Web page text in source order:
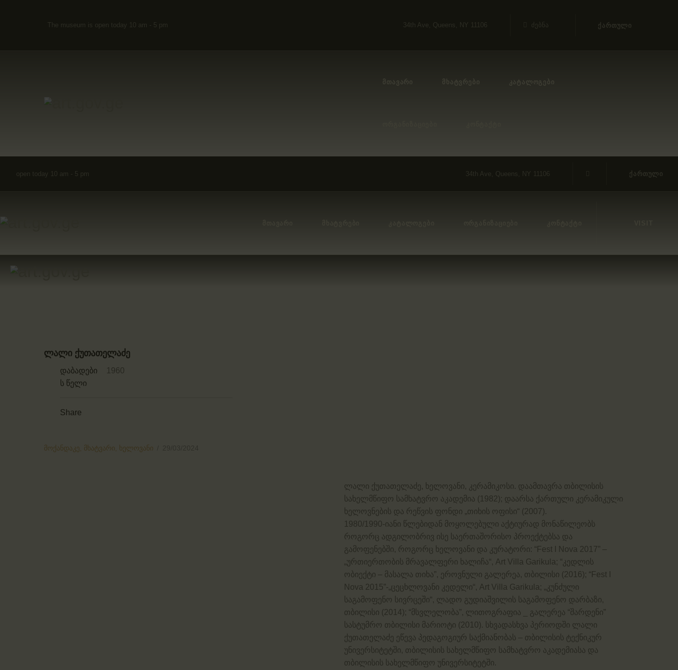
The museum is open today 10 am - 5 pm 34th Ave, Queens, NY 11106 ᲥᲐᲠᲗᲣᲚᲘ
ᲛᲗᲐᲕᲐᲠᲘ ᲛᲮᲐᲢᲕᲠᲔᲑᲘ ᲙᲐᲢᲐᲚᲝᲒᲔᲑᲘ
open today 10 am - 5 pm 34th Ave, Queens, NY 11106 ᲥᲐᲠᲗᲣᲚᲘ
ლალი ქუთათელაძე
დაბადები
ს წელი
1960
Share
მოქანდაკე, მხატვარი, ხელოვანი
ლალი ქუთათელაძე, ხელოვანი, კერამიკოსი. დაამთავრა თბილისის
სახელმწიფო სამხატვრო აკადემია (1982); დაარსა ქართული კერამიკული
ხელოვნების და რეწვის ფონდი „თიხის ოფისი“ (2007).
1980/1990-იანი წლებიდან მოყოლებული აქტიურად მონაწილეობს
როგორც ადგილობრივ ისე საერთაშორისო პროექტებსა და
გამოფენებში, როგორც ხელოვანი და კურატორი: “Fest I Nova 2017” –
„ურთიერთობის მრავალფერი ხალიჩა“, Art Villa Garikula; “კედლის
ობიექტი – მასალა თიხა”, ეროვნული გალერეა, თბილისი (2016); “Fest I
Nova 2015”-„ცეცხლოვანი კედელი“, Art Villa Garikula; „კუნძული
საგამოფენო სივრცეში“, ლადო გუდიაშვილის საგამოფენო დარბაზი,
თბილისი (2014); “მსვლელობა”, ლითოგრაფია _ გალერეა “შარდენი”
სასტუმრო თბილისი მარიოტი (2010). სხვადასხვა პერიოდში ლალი
ქუთათელაძე ეწევა პედაგოგიურ საქმიანობას – თბილისის ტექნიკურ
უნივერსიტეტში, თბილისის სახელმწიფო სამხატვრო აკადემიასა და
თბილისის სახელმწიფო უნივერსიტეტში.